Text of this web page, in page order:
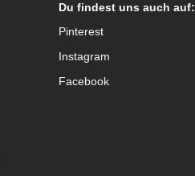
Du findest uns auch auf:
Pinterest
Instagram
Facebook